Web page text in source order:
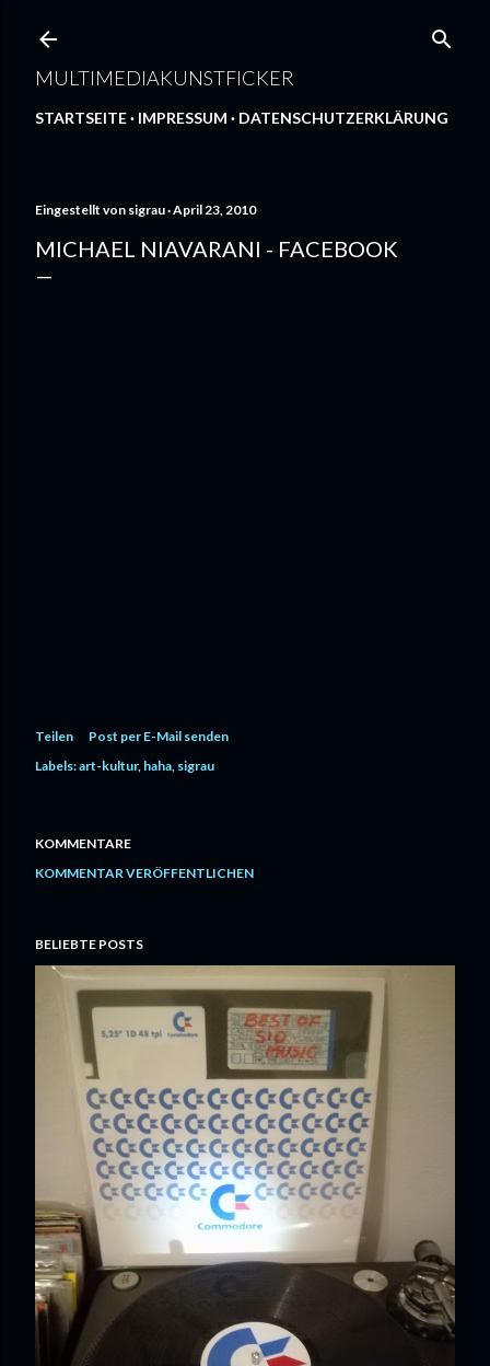
Direkt zum Hauptbereich
MULTIMEDIAKUNSTFICKER
STARTSEITE IMPRESSUM DATENSCHUTZERKLÄRUNG
Eingestellt von sigrau April 23, 2010
MICHAEL NIAVARANI - FACEBOOK
Teilen
Post per E-Mail senden
Labels:art-kultur haha sigrau
KOMMENTARE
KOMMENTAR VERÖFFENTLICHEN
BELIEBTE POSTS